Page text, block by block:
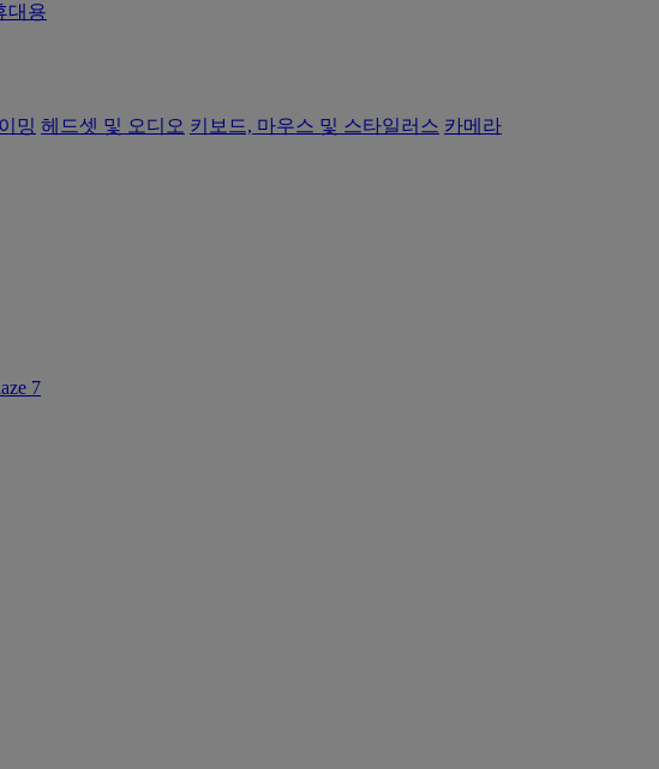
대용
밍 헤드셋 및 오디오 키보드, 마우스 및 스타일러스 카메라
7